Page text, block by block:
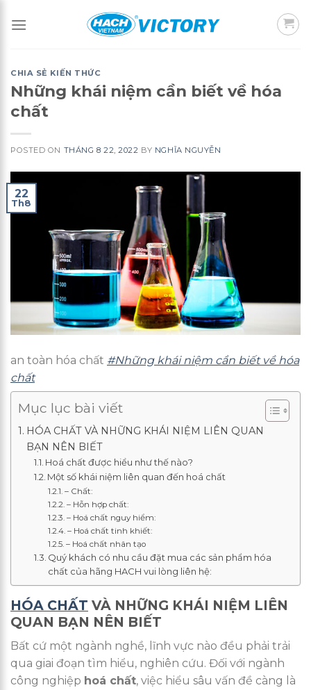
CHIA SẺ KIẾN THỨC
Những khái niệm cần biết về hóa
chất
POSTED ON THÁNG 8 22, 2022 BY NGHĨA NGUYỄN
22
Th8
an toàn hóa chất #Những khái niệm cần biết về hóa
chất
Mục lục bài viết
HÓA CHẤT VÀ NHỮNG KHÁI NIỆM LIÊN QUAN
BẠN NÊN BIẾT
Hoá chất được hiểu như thế nào?
Một số khái niệm liên quan đến hoá chất
– Chất:
– Hỗn hợp chất:
– Hoá chất nguy hiểm:
– Hoá chất tinh khiết:
– Hoá chất nhân tạo
Quý khách có nhu cầu đặt mua các sản phẩm hóa
chất của hãng HACH vui lòng liên hệ:
HÓA CHẤT VÀ NHỮNG KHÁI NIỆM LIÊN
QUAN BẠN NÊN BIẾT
Bất cứ một ngành nghề, lĩnh vực nào đều phải trải
qua giai đoạn tìm hiểu, nghiên cứu. Đối với ngành
công nghiệp hoá chất, việc hiểu sâu vấn đề càng là